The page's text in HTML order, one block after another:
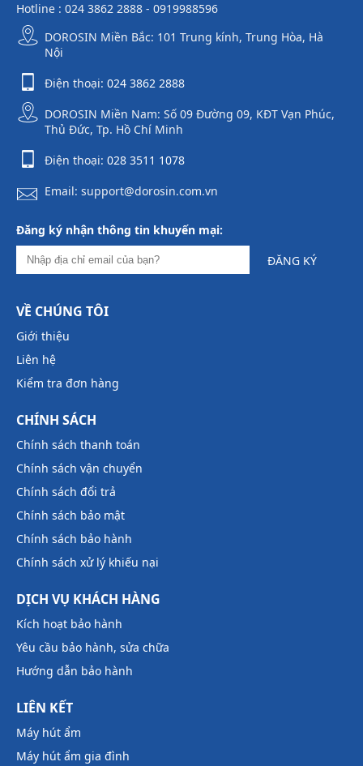
Hotline : 024 3862 2888 - 0919988596
DOROSIN Miền Bắc: 101 Trung kính, Trung Hòa, Hà
Nội
Điện thoại: 024 3862 2888
DOROSIN Miền Nam: Số 09 Đường 09, KĐT Vạn Phúc,
Thủ Đức, Tp. Hồ Chí Minh
Điện thoại: 028 3511 1078
Email: support@dorosin.com.vn
Đăng ký nhận thông tin khuyến mại:
ĐĂNG KÝ
VỀ CHÚNG TÔI
Giới thiệu
Liên hệ
Kiểm tra đơn hàng
CHÍNH SÁCH
Chính sách thanh toán
Chính sách vận chuyển
Chính sách đổi trả
Chính sách bảo mật
Chính sách bảo hành
Chính sách xử lý khiếu nại
DỊCH VỤ KHÁCH HÀNG
Kích hoạt bảo hành
Yêu cầu bảo hành, sửa chữa
Hướng dẫn bảo hành
LIÊN KẾT
Máy hút ẩm
Máy hút ẩm gia đình